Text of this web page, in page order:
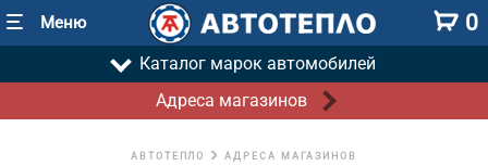
Меню 0
Каталог марок автомобилей
Адреса магазинов
АВТОТЕПЛО АДРЕСА МАГАЗИНОВ